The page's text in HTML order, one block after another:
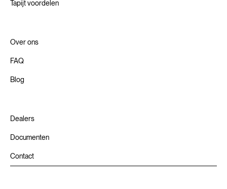
Tapijt voordelen
Over ons
FAQ
Blog
Dealers
Documenten
Contact